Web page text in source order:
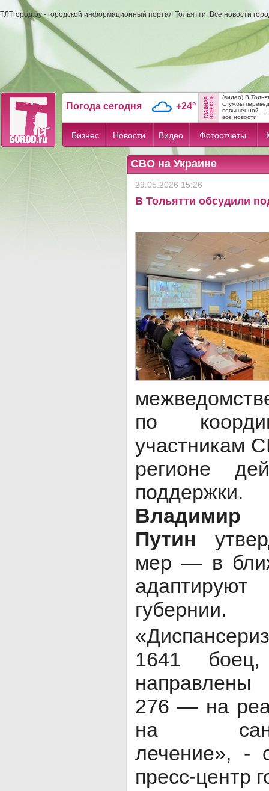
ТЛТгород.ру - городской информационный портал Тольятти. Все новости
Погода сегодня +24°
(видео) В
службы
повышенной ...
все новости
Бизнес Новости Видео Фотоотчеты
СВО на Украине
29.05.2026 15:26
В Тольятти обсудили
по
участникам
регионе
Владимир
Путин
мер — в
губернии.
1641
276 — на
на
лечение», -
пресс-центр